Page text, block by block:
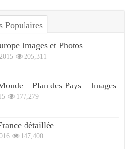
Populaires
Images et Photos
205,311
– Plan des Pays – Images
177,279
détaillée
147,400